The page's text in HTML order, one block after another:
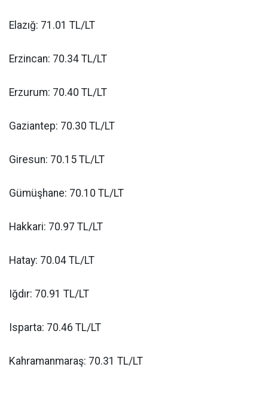
Elazığ: 71.01 TL/LT
Erzincan: 70.34 TL/LT
Erzurum: 70.40 TL/LT
Gaziantep: 70.30 TL/LT
Giresun: 70.15 TL/LT
Gümüşhane: 70.10 TL/LT
Hakkari: 70.97 TL/LT
Hatay: 70.04 TL/LT
Iğdır: 70.91 TL/LT
Isparta: 70.46 TL/LT
Kahramanmaraş: 70.31 TL/LT